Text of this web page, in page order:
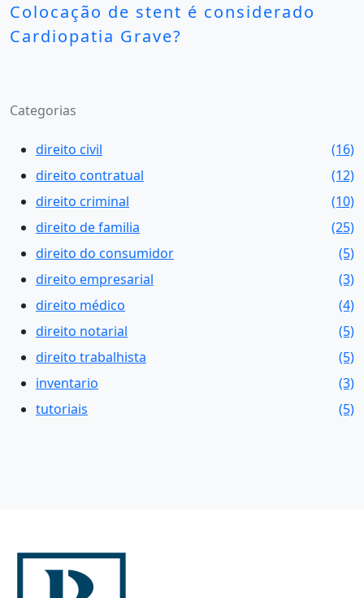
Colocação de stent é considerado
Cardiopatia Grave?
Categorias
direito civil
(16)
direito contratual
(12)
direito criminal
(10)
direito de familia
(25)
direito do consumidor
(5)
direito empresarial
(3)
direito médico
(4)
direito notarial
(5)
direito trabalhista
(5)
inventario
(3)
tutoriais
(5)